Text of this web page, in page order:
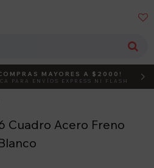

ACTIVÁ EL CÓDIGO
MAYORES A $2000!
PARA ENVÍOS EXPRESS NI FLASH
Cuadro Acero Freno